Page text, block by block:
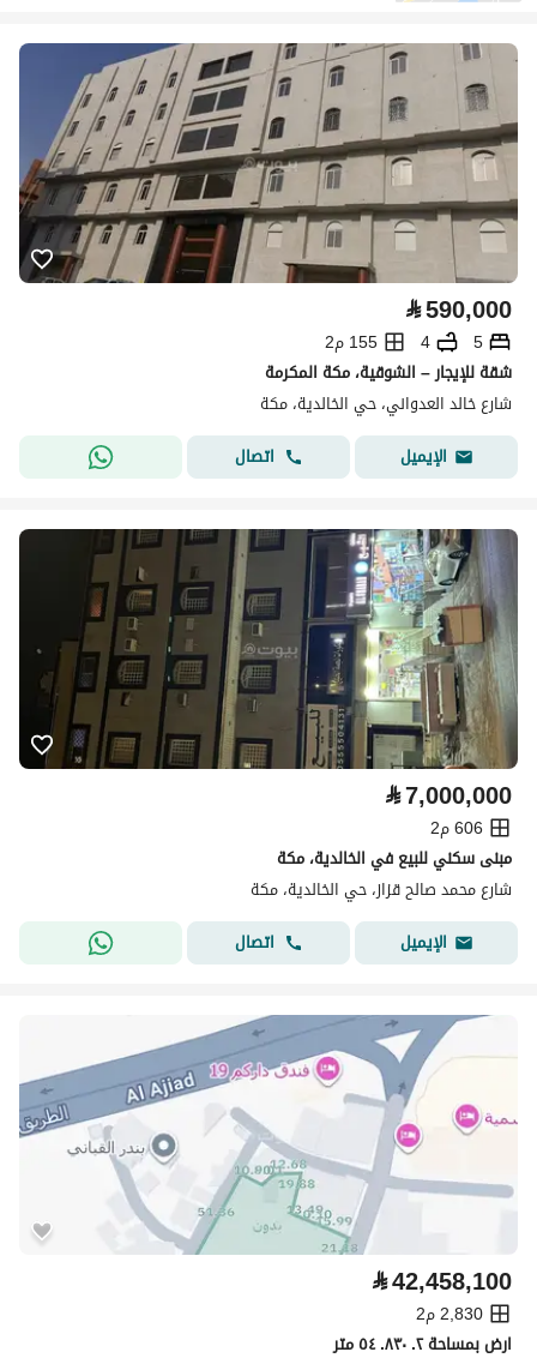
⃁590,000
5
4
155 م2
شقة للإيجار – الشوقية، مكة المكرمة
شارع خالد العدواني، حي الخالدية، مكة
الإيميل
اتصال
⃁7,000,000
606 م2
مبنى سكني للبيع في الخالدية، مكة
شارع محمد صالح قزاز، حي الخالدية، مكة
الإيميل
اتصال
⃁42,458,100
2,830 م2
ارض بمساحة ٢. ٨٣٠. ٥٤ متر